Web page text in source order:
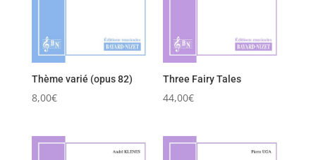
Thème varié (opus 82)
8,00€
Three Fairy Tales
44,00€